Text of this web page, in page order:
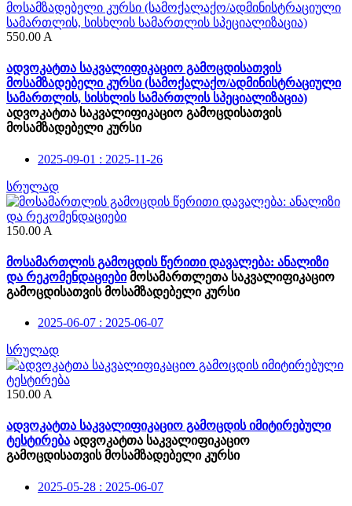
550.00 A
ადვოკატთა საკვალიფიკაციო გამოცდისათვის
მოსამზადებელი კურსი (სამოქალაქო/ადმინისტრაციული
სამართლის, სისხლის სამართლის სპეციალიზაცია)
ადვოკატთა საკვალიფიკაციო გამოცდისათვის
მოსამზადებელი კურსი
2025-09-01 : 2025-11-26
სრულად
150.00 A
მოსამართლის გამოცდის წერითი დავალება: ანალიზი
და რეკომენდაციები მოსამართლეთა საკვალიფიკაციო
გამოცდისათვის მოსამზადებელი კურსი
2025-06-07 : 2025-06-07
სრულად
150.00 A
ადვოკატთა საკვალიფიკაციო გამოცდის იმიტირებული
ტესტირება ადვოკატთა საკვალიფიკაციო
გამოცდისათვის მოსამზადებელი კურსი
2025-05-28 : 2025-06-07